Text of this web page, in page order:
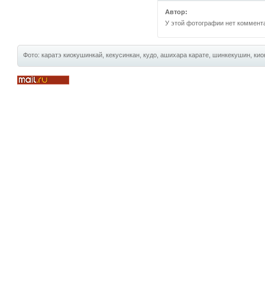
Автор:
У этой фотографии нет
Фото: каратэ киокушинкай, кекусинкан, кудо, ашихара карате, шинкекушин,